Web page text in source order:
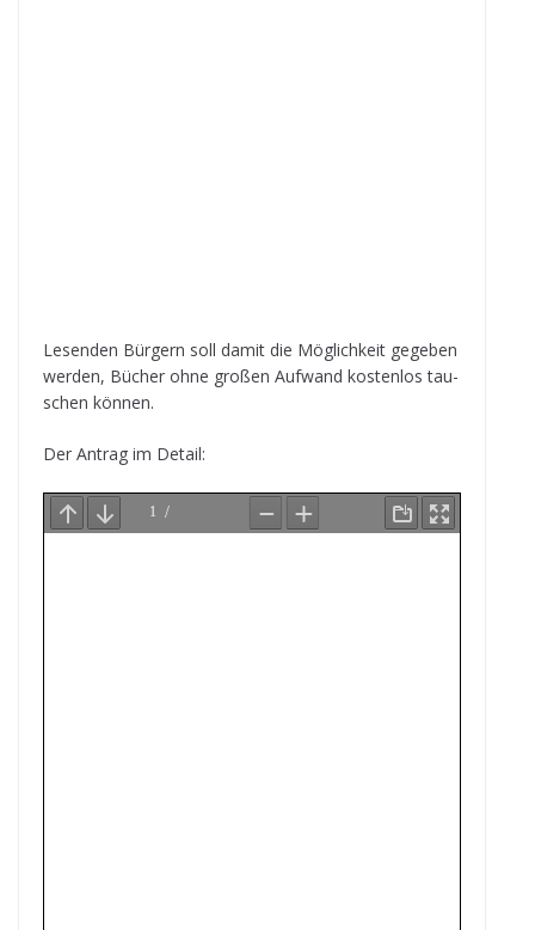
Lesen­den Bür­gern soll damit die Mög­lich­keit gege­ben
wer­den, Bücher ohne gro­ßen Auf­wand kos­ten­los tau­
schen können.
Der Antrag im Detail: